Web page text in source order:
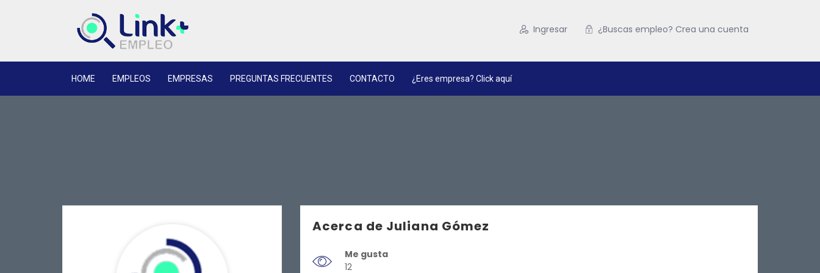
Ingresar ¿Buscas empleo? Crea una cuenta
HOME EMPLEOS EMPRESAS PREGUNTAS FRECUENTES CONTACTO ¿Eres empresa? Click aquí
Acerca de Juliana Gómez
Me gusta
12